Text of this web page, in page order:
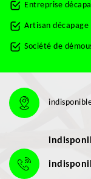
Entreprise
Artisan
Société de